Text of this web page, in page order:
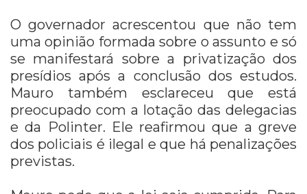
O governador acrescentou que não tem
uma opinião formada sobre o assunto e só
se manifestará sobre a privatização dos
presídios após a conclusão dos estudos.
Mauro também esclareceu que está
preocupado com a lotação das delegacias
e da Polinter. Ele reafirmou que a greve
dos policiais é ilegal e que há penalizações
previstas.